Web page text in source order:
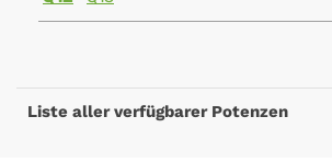
Liste aller verfügbarer Potenzen